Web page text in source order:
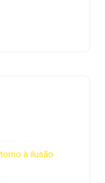
à ilusão